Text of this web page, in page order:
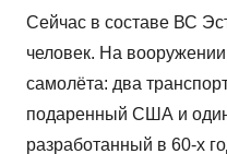
Сейчас в составе ВС
человек. На
самолёта: два
подаренный США и
разработанный в 60-х